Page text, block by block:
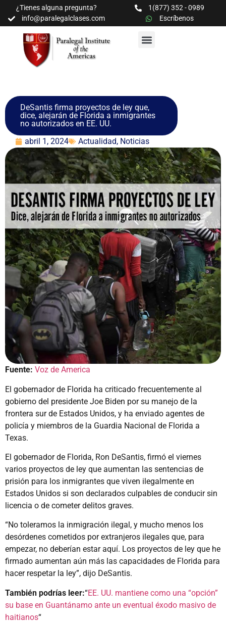
¿Tienes alguna pregunta?
1(877) 352 - 0989
info@paralegalclases.com
Escríbenos
DeSantis firma proyectos de ley que,
dice, alejarán de Florida a inmigrantes
no autorizados en EE. UU.
abril 1, 2024
Actualidad, Noticias
Fuente: Voz de America
El gobernador de Florida ha criticado frecuentemente al
gobierno del presidente Joe Biden por su manejo de la
frontera sur de Estados Unidos, y ha enviado agentes de
policía y miembros de la Guardia Nacional de Florida a
Texas.
El gobernador de Florida, Ron DeSantis, firmó el viernes
varios proyectos de ley que aumentan las sentencias de
prisión para los inmigrantes que viven ilegalmente en
Estados Unidos si son declarados culpables de conducir sin
licencia o de cometer delitos graves.
“No toleramos la inmigración ilegal, y mucho menos los
desórdenes cometidos por extranjeros ilegales que, para
empezar, no deberían estar aquí. Los proyectos de ley que he
firmado aumentan aún más las capacidades de Florida para
hacer respetar la ley”, dijo DeSantis.
También podrías leer:“EE. UU. mantiene como una “opción”
su base en Guantánamo ante un eventual éxodo masivo de
haitianos“